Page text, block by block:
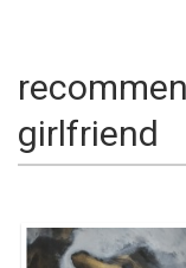
girlfriend